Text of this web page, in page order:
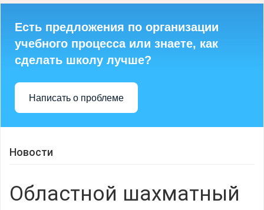
Есть предложения по организации
учебного процесса или знаете, как
сделать школу лучше?
Написать о проблеме
Новости
Областной шахматный